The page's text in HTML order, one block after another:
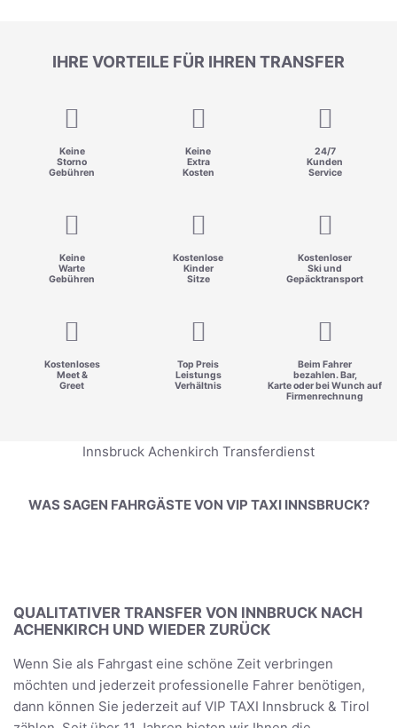
IHRE VORTEILE FÜR IHREN TRANSFER
Keine
Storno
Gebühren
Keine
Extra
Kosten
24/7
Kunden
Service
Keine
Warte
Gebühren
Kostenlose
Kinder
Sitze
Kostenloser
Ski und
Gepäcktransport
Kostenloses
Meet &
Greet
Top Preis
Leistungs
Verhältnis
Beim Fahrer
bezahlen. Bar,
Karte oder bei Wunch auf
Firmenrechnung
Innsbruck Achenkirch Transferdienst
WAS SAGEN FAHRGÄSTE VON VIP TAXI INNSBRUCK?
QUALITATIVER TRANSFER VON INNBRUCK NACH
ACHENKIRCH UND WIEDER ZURÜCK
Wenn Sie als Fahrgast eine schöne Zeit verbringen
möchten und jederzeit professionelle Fahrer benötigen,
dann können Sie jederzeit auf VIP TAXI Innsbruck & Tirol